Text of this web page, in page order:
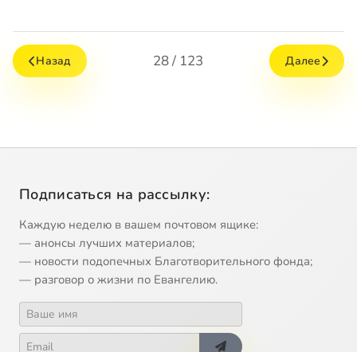
Назад 28 / 123 Далее
Подписаться на рассылку:
Каждую неделю в вашем почтовом ящике:
— анонсы лучших материалов;
— новости подопечных Благотворительного фонда;
— разговор о жизни по Евангелию.